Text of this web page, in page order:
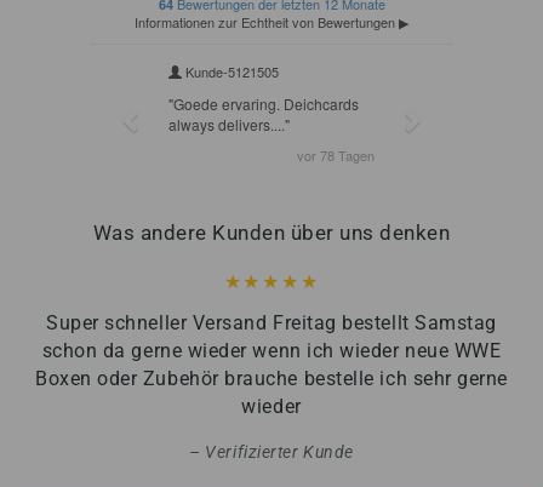
Was andere Kunden über uns denken
Super schneller Versand Freitag bestellt Samstag
schon da gerne wieder wenn ich wieder neue WWE
Boxen oder Zubehör brauche bestelle ich sehr gerne
wieder
Verifizierter Kunde